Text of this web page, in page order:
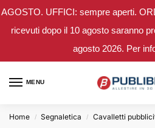
AGOSTO. UFFICI: sempre aperti.
ricevuti dopo il 10 agosto saranno
agosto 2026. Per
MENU
Home / Segnaletica / Cavalletti